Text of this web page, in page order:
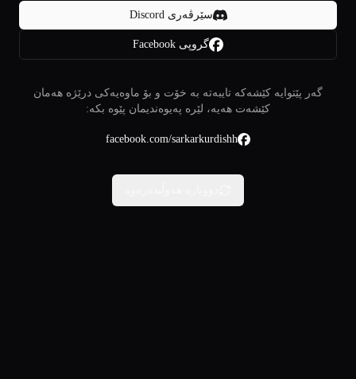
سێرڤەری Discord
گروپی Facebook
گەر پێتوایە کێشەکە تایبەتە بە خۆت و بۆ ماوەیەکی درێژە هەمان
کێشەت هەیە، لێرە پەیوەندیمان پێوە بکە:
facebook.com/sarkarkurdishh